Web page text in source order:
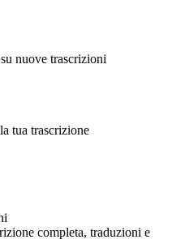
nuove trascrizioni
tua trascrizione
completa, traduzioni e